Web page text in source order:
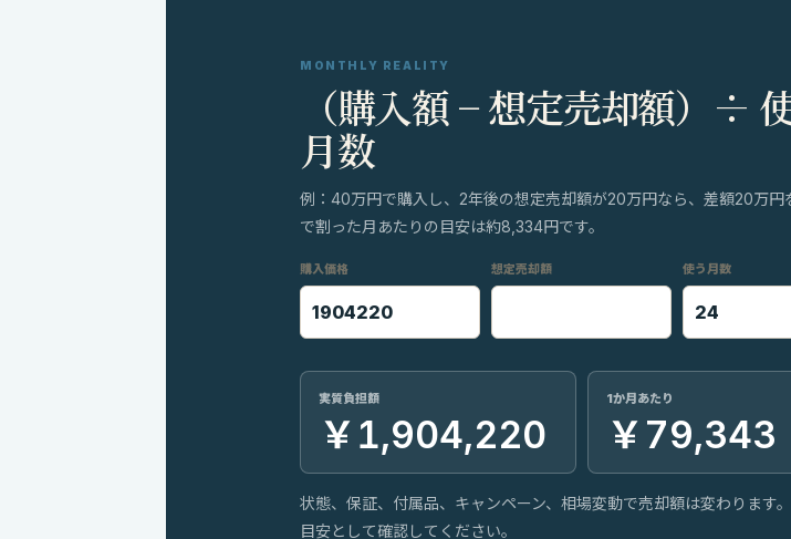
MONTHLY REALITY
（購入額 − 想定売却額）÷
月数
例：40万円で購入し、2年後の想定売却額が20万円なら、差額20万円
で割った月あたりの目安は約8,334円です。
購入価格 想定売却額 使う月数
実質負担額
￥1,904,220
1か月あたり
￥79,343
状態、保証、付属品、キャンペーン、相場変動で売却額は変わります
目安として確認してください。